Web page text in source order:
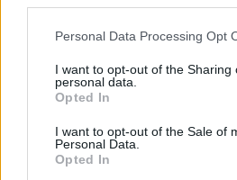
Personal Data Processing Opt
I want to opt-out of the Sharing
personal data.
Opted In
I want to opt-out of the Sale of
Personal Data.
Opted In